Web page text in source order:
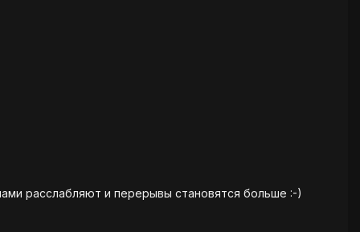
расслабляют и перерывы становятся больше :-)